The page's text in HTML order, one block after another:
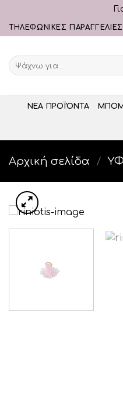
Skip
to
content
ΤΗΛΕΦΩΝΙΚΕΣ
Αναζήτηση
για:
ΝΕΑ ΠΡΟΪΌΝΤΑ
Αρχική σελίδα /